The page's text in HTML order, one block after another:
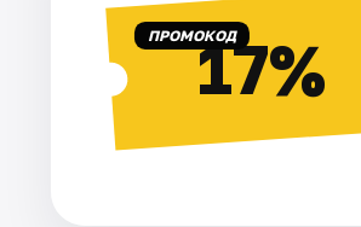
ПРОМОКОД17%